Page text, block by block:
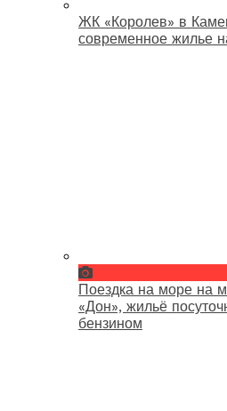
ЖК «Королев» в
современное жилье
Поездка на море на
«Дон», жильё
бензином